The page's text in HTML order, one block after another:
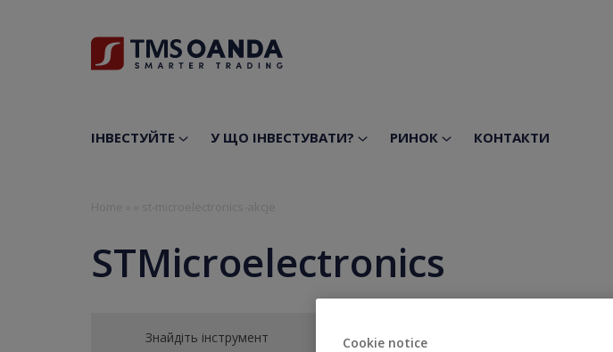
ІНВЕСТУЙТЕ У ЩО ІНВЕСТУВАТИ? РИНОК КОНТАКТИ
STMicroelectronics
Знайдіть інструмент Cookie notice